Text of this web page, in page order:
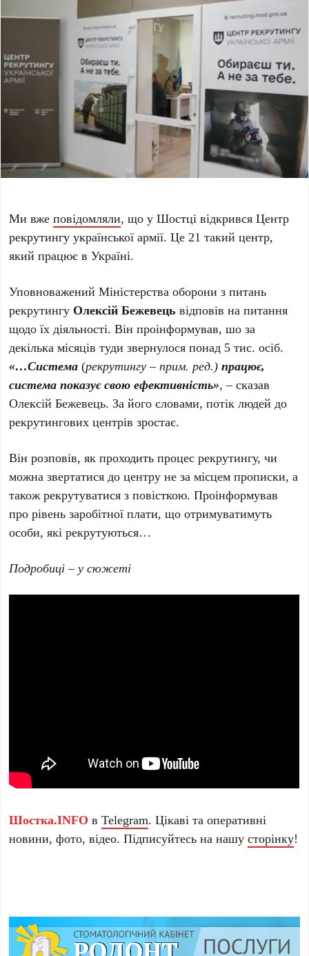
Ми вжеповідомляли, що у Шостці відкрився Центр
рекрутингу української армії. Це 21 такий центр,
який працює в Україні.
Уповноважений Міністерства оборони з питань
рекрутингу Олексій Бежевецьвідповів на питання
щодо їх діяльності. Він проінформував, шо за
декілька місяців туди звернулося понад 5 тис. осіб.
«…Система (рекрутингу – прим. ред.)працює,
система показує свою ефективність», – сказав
Олексій Бежевець. За його словами, потік людей до
рекрутингових центрів зростає.
Він розповів, як проходить процес рекрутингу, чи
можна звертатися до центру не за місцем прописки, а
також рекрутуватися з повісткою. Проінформував
про рівень заробітної плати, що отримуватимуть
особи, які рекрутуються…
Подробиці – у сюжеті
Шостка.INFO вTelegram. Цікаві та оперативні
новини, фото, відео. Підписуйтесь на нашусторінку!